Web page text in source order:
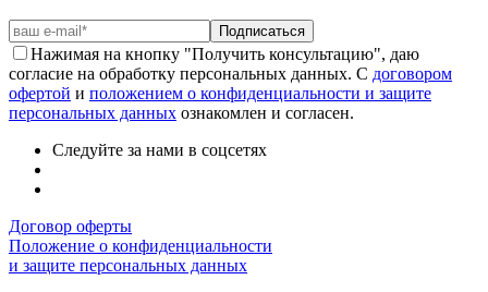
Подписаться
Нажимая на кнопку "Получить консультацию", даю
согласие на обработку персональных данных. С договором
офертой и положением о конфиденциальности и защите
персональных данных ознакомлен и согласен.
Следуйте за нами в соцсетях
Договор оферты
Положение о конфиденциальности
и защите персональных данных